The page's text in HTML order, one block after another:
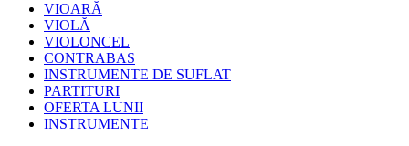
VIOARĂ
VIOLĂ
VIOLONCEL
CONTRABAS
INSTRUMENTE DE SUFLAT
PARTITURI
OFERTA LUNII
INSTRUMENTE